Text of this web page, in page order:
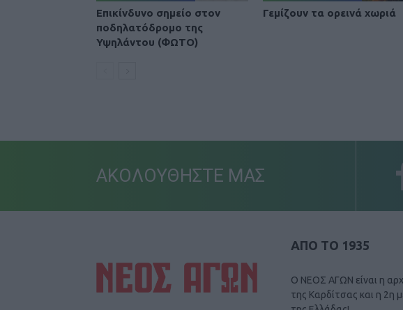
Επικίνδυνο σημείο στον
ποδηλατόδρομο της
Υψηλάντου (ΦΩΤΟ)
Γεμίζουν τα ορεινά χωριά
ΑΚΟΛΟΥΘΗΣΤΕ ΜΑΣ
ΑΠΟ ΤΟ 1935
Ο ΝΕΟΣ ΑΓΩΝ είναι η
της Καρδίτσας και η 2η